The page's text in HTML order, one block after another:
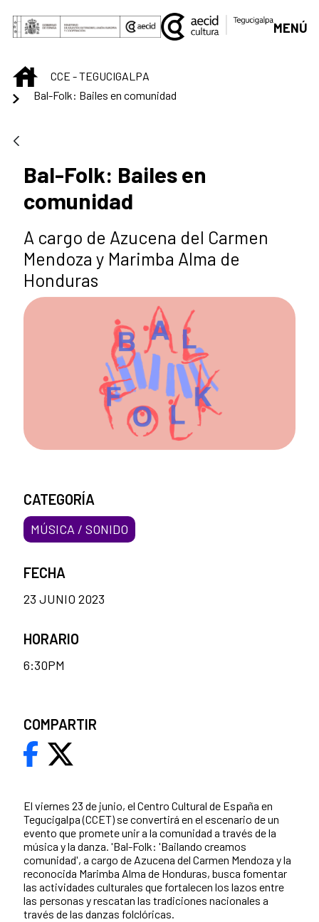
Saltar al contenido principal
MENÚ
INICIOCCE - TEGUCIGALPA
Bal-Folk: Bailes en comunidad
Bal-Folk: Bailes en
comunidad
A cargo de Azucena del Carmen
Mendoza y Marimba Alma de
Honduras
El viernes 23 de junio, el Centro Cultural de España en
Tegucigalpa (CCET) se convertirá en el escenario de un
evento que promete unir a la comunidad a través de la
música y la danza. 'Bal-Folk: 'Bailando creamos
comunidad', a cargo de Azucena del Carmen Mendoza y la
reconocida Marimba Alma de Honduras, busca fomentar
las actividades culturales que fortalecen los lazos entre
las personas y rescatan las tradiciones nacionales a
través de las danzas folclóricas.
CATEGORÍA
MÚSICA / SONIDO
FECHA
23 JUNIO 2023
HORARIO
6:30PM
COMPARTIR